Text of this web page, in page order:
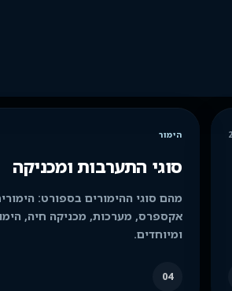
הימור
סוגי התערבות ומכניקה
מהם סוגי ההימורים בספורט:
אקספרס, מערכות, מכניקה חיה,
ומיוחדים.
04